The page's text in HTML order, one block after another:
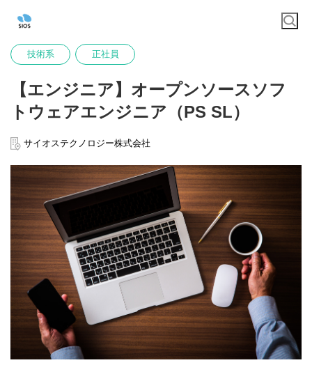
技術系 正社員
【エンジニア】オープンソースソフ
トウェアエンジニア（PS SL）
サイオステクノロジー株式会社